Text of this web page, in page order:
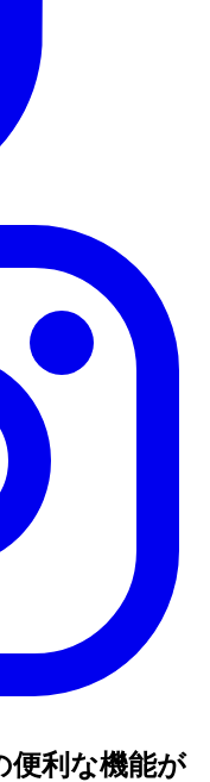
便利な機能が